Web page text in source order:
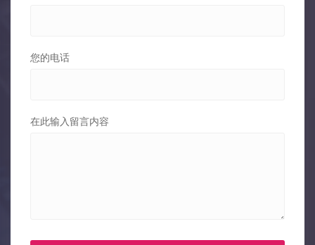
您的电话
在此输入留言内容